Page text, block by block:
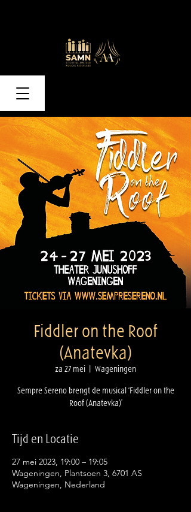
Fiddler on the Roof
(Anatevka)
za 27 mei
  |
Wageningen
Sempre Sereno brengt de musical ‘Fiddler on the
Roof (Anatevka)’
Tijd en Locatie
27 mei 2023, 19:00 – 19:05
Wageningen, Plantsoen 3, 6701 AS
Wageningen, Nederland